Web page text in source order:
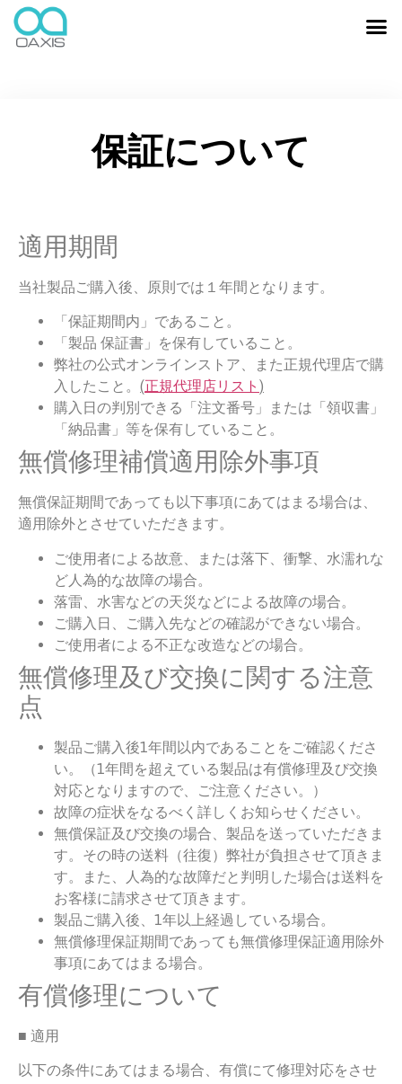
保証について
適用期間
当社製品ご購入後、原則では１年間となります。
「保証期間内」であること。
「製品 保証書」を保有していること。
弊社の公式オンラインストア、また正規代理店で購
入したこと。 (正規代理店リスト )
購入日の判別できる「注文番号」または「領収書」
「納品書」等を保有していること。
無償修理補償適用除外事項
無償保証期間であっても以下事項にあてはまる場合は、
適用除外とさせていただきます。
ご使用者による故意、または落下、衝撃、水濡れな
ど人為的な故障の場合。
落雷、水害などの天災などによる故障の場合。
ご購入日、ご購入先などの確認ができない場合。
ご使用者による不正な改造などの場合。
無償修理及び交換に関する注意
点
製品ご購入後1年間以内であることをご確認くださ
い。（1年間を超えている製品は有償修理及び交換
対応となりますので、ご注意ください。）
故障の症状をなるべく詳しくお知らせください。
無償保証及び交換の場合、製品を送っていただきま
す。その時の送料（往復）弊社が負担させて頂きま
す。また、人為的な故障だと判明した場合は送料を
お客様に請求させて頂きます。
製品ご購入後、1年以上経過している場合。
無償修理保証期間であっても無償修理保証適用除外
事項にあてはまる場合。
有償修理について
■ 適用
以下の条件にあてはまる場合、有償にて修理対応をさせ